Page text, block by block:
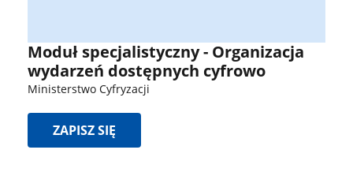
Moduł specjalistyczny - Organizacja
wydarzeń dostępnych cyfrowo
Ministerstwo Cyfryzacji
ZAPISZ SIĘ